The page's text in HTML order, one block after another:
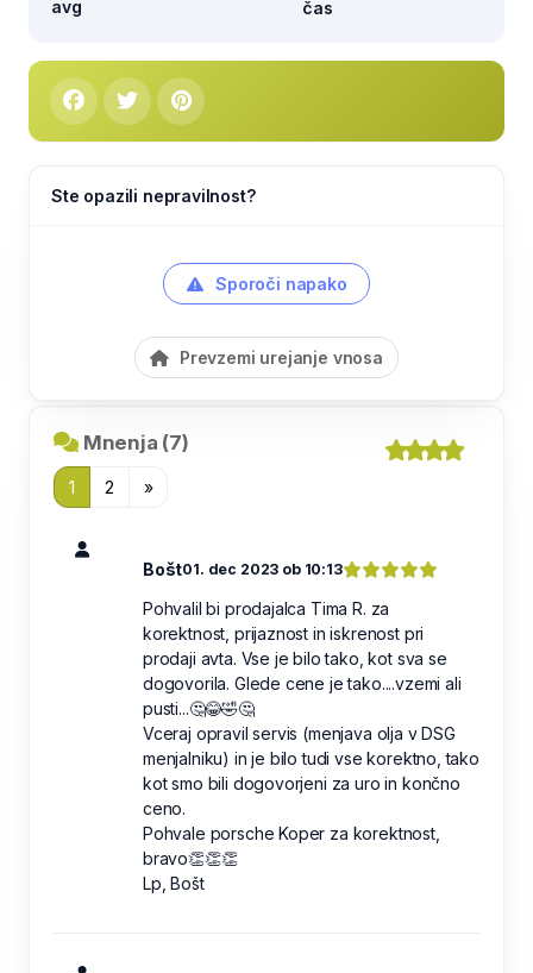
avg čas
Ste opazili nepravilnost?
Sporoči napako
Prevzemi urejanje vnosa
Mnenja (7)
1 2 »
Bošt01. dec 2023 ob 10:13
Pohvalil bi prodajalca Tima R. za
korektnost, prijaznost in iskrenost pri
prodaji avta. Vse je bilo tako, kot sva se
dogovorila. Glede cene je tako....vzemi ali
pusti...🤔😂🤣🤔
Vceraj opravil servis (menjava olja v DSG
menjalniku) in je bilo tudi vse korektno, tako
kot smo bili dogovorjeni za uro in končno
ceno.
Pohvale porsche Koper za korektnost,
bravo👏👏👏
Lp, Bošt